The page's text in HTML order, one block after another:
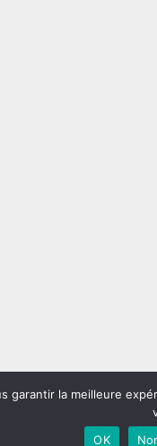
garantir la meilleure
OK